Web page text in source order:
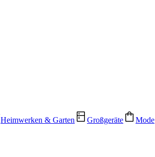
Heimwerken & Garten Großgeräte Mode